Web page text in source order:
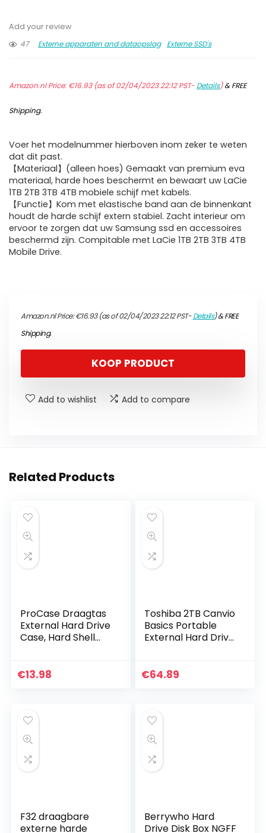
Add your review
47
Externe apparaten and dataopslag Externe SSD's
Amazon.nl Price:€16.93(as of 02/04/2023 22:12 PST- Details)&FREE
Shipping.
Voer het modelnummer hierboven inom zeker te weten
dat dit past.
【Materiaal】(alleen hoes) Gemaakt van premium eva
materiaal, harde hoes beschermt en bewaart uw LaCie
1TB 2TB 3TB 4TB mobiele schijf met kabels.
【Functie】Kom met elastische band aan de binnenkant
houdt de harde schijf extern stabiel. Zacht interieur om
ervoor te zorgen dat uw Samsung ssd en accessoires
beschermd zijn. Compitable met LaCie 1TB 2TB 3TB 4TB
Mobile Drive.
Amazon.nl Price:€16.93(as of 02/04/2023 22:12 PST-Details)&FREE
Shipping.
KOOP PRODUCT
Add to wishlist Add to compare
Related Products
ProCase Draagtas
External Hard Drive
Case, Hard Shell
Seagate Expansion,
€13.98
Toshiba 2TB Canvio
Basics Portable
External Hard Drive,
€64.89
F32 draagbare
externe harde
Berrywho Hard
Drive Disk Box NGFF